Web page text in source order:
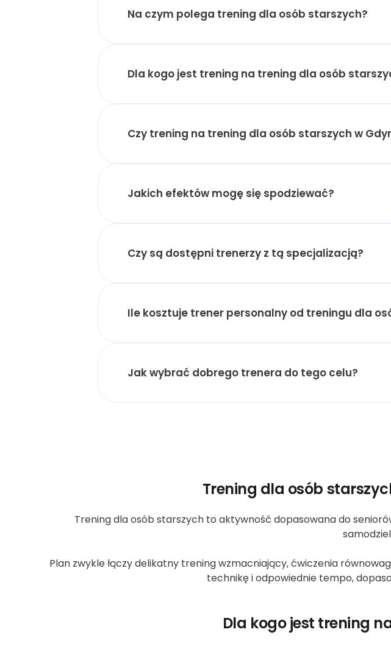
Na czym polega trening dla osób starszych?
Dla kogo jest trening na trening dla osób
Czy trening na trening dla osób starszych w
Jakich efektów mogę się spodziewać?
Czy są dostępni trenerzy z tą specjalizacją?
Ile kosztuje trener personalny od treningu dla
Jak wybrać dobrego trenera do tego celu?
Trening dla osób
Trening dla osób starszych to aktywność dopasowana do
Plan zwykle łączy delikatny trening wzmacniający, ćwiczenia
technikę i odpowiednie tempo,
Dla kogo jest trening